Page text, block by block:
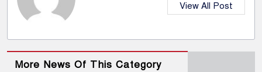
View All Post
More News Of This Category